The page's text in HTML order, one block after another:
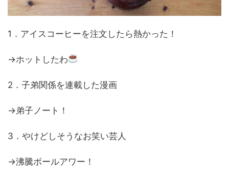
1．アイスコーヒーを注文したら熱かった！
→ホットしたわ
2．子弟関係を連載した漫画
→弟子ノート！
3．やけどしそうなお笑い芸人
→沸騰ボールアワー！